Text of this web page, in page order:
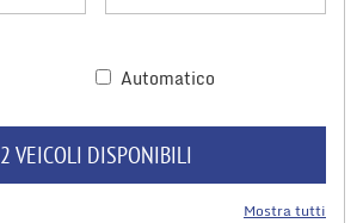
Automatico
2 VEICOLI DISPONIBILI
Mostra tutti